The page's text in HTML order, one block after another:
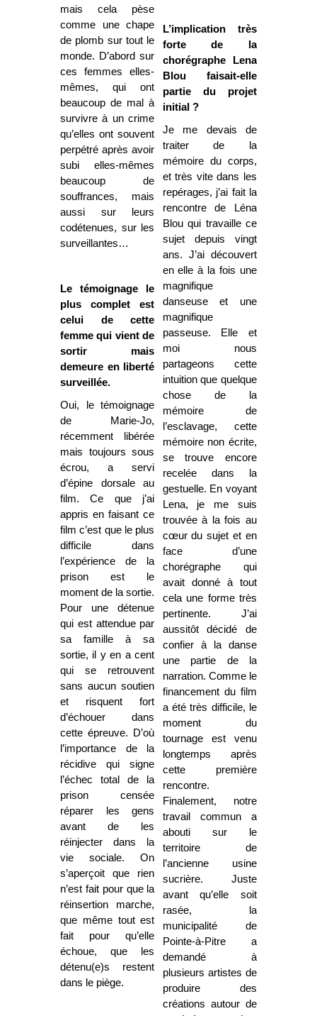
mais cela pèse
comme une chape
de plomb sur tout le
monde. D’abord sur
ces femmes elles-
mêmes, qui ont
beaucoup de mal à
survivre à un crime
qu’elles ont souvent
perpétré après avoir
subi elles-mêmes
beaucoup de
souffrances, mais
aussi sur leurs
codétenues, sur les
surveillantes…
Le témoignage le
plus complet est
celui de cette
femme qui vient de
sortir mais
demeure en liberté
surveillée.
Oui, le témoignage
de Marie-Jo,
récemment libérée
mais toujours sous
écrou, a servi
d’épine dorsale au
film. Ce que j’ai
appris en faisant ce
film c’est que le plus
difficile dans
l’expérience de la
prison est le
moment de la sortie.
Pour une détenue
qui est attendue par
sa famille à sa
sortie, il y en a cent
qui se retrouvent
sans aucun soutien
et risquent fort
d’échouer dans
cette épreuve. D’où
l’importance de la
récidive qui signe
l’échec total de la
prison censée
réparer les gens
avant de les
réinjecter dans la
vie sociale. On
s’aperçoit que rien
n’est fait pour que la
réinsertion marche,
que même tout est
fait pour qu’elle
échoue, que les
détenu(e)s restent
dans le piège.
L’implication très
forte de la
chorégraphe Lena
Blou faisait-elle
partie du projet
initial ?
Je me devais de
traiter de la
mémoire du corps,
et très vite dans les
repérages, j’ai fait la
rencontre de Léna
Blou qui travaille ce
sujet depuis vingt
ans. J’ai découvert
en elle à la fois une
magnifique
danseuse et une
magnifique
passeuse. Elle et
moi nous
partageons cette
intuition que quelque
chose de la
mémoire de
l’esclavage, cette
mémoire non écrite,
se trouve encore
recelée dans la
gestuelle. En voyant
Lena, je me suis
trouvée à la fois au
cœur du sujet et en
face d’une
chorégraphe qui
avait donné à tout
cela une forme très
pertinente. J’ai
aussitôt décidé de
confier à la danse
une partie de la
narration. Comme le
financement du film
a été très difficile, le
moment du
tournage est venu
longtemps après
cette première
rencontre.
Finalement, notre
travail commun a
abouti sur le
territoire de
l’ancienne usine
sucrière. Juste
avant qu’elle soit
rasée, la
municipalité de
Pointe-à-Pitre a
demandé à
plusieurs artistes de
produire des
créations autour de